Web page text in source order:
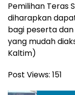
Pemilihan Teras
diharapkan
bagi peserta
yang mudah
Kaltim)
Post Views: 151